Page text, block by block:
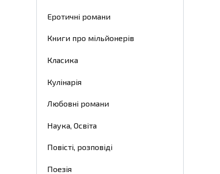
Еротичні романи
Книги про мільйонерів
Класика
Кулінарія
Любовні романи
Наука, Освіта
Повісті, розповіді
Поезія